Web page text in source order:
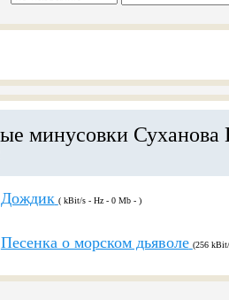
минусовки Суханова
Дождик ( kBit/s - Hz - 0 Mb - )
Песенка о морском дьяволе (256